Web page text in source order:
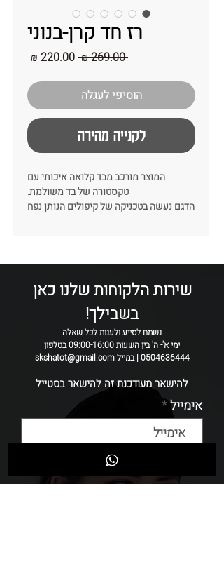
רז חד קרן-בנוני
‏269.00 ‏₪
מחיר
הוסיפי לעגלה
לקנייה מהירה
המוצר מורכב מבד קלואה איכותי עם
טקסטורה של בד משולמת.
הדגם נעשה בטכניקה של קיפולים הנותן נפח
רוחב: 8-9 סמ רחב / צר 5-6 ס״מ
*הדפס שונה בין קשת לקשת*
הקשת נתפרת בעבודת יד ולכן יתכן שינויים
שירות הלקוחות שלנו כאן
בשבילך!
נשמח לסייע ולענות לכל שאלה
ימי א'- ה' בין השעות 09:00-16:00 בטלפון
0504636444 | במייל skshatot@gmail.com
להישאר מעודכנת זה להישאר בסטייל
אימייל
שליחה